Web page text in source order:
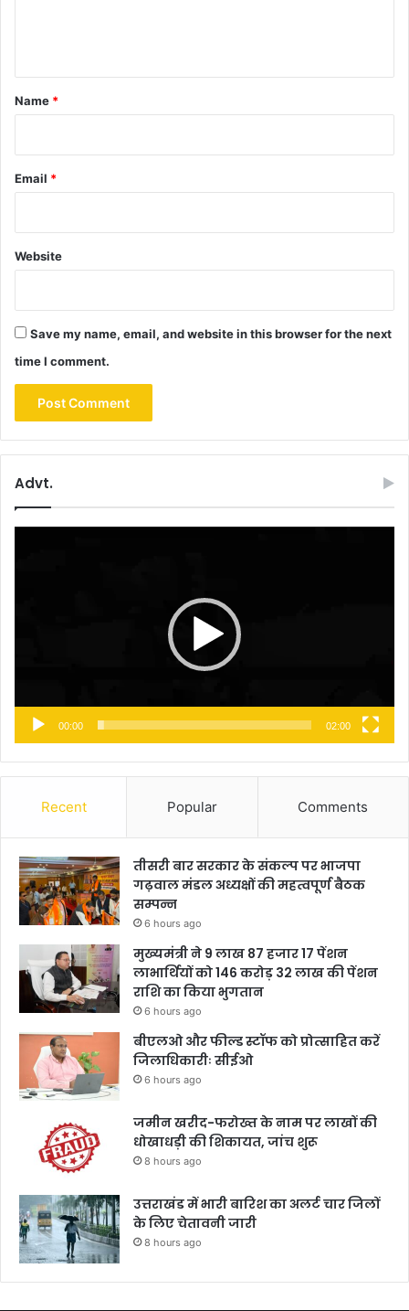
*
Name *
Email *
Website
Save my name, email, and website in this browser for the next
time I comment.
Advt.
00:00 02:00
Recent Popular Comments
तीसरी बार सरकार के संकल्प पर भाजपा
गढ़वाल मंडल अध्यक्षों की महत्वपूर्ण बैठक
सम्पन्न
6 hours ago
मुख्यमंत्री ने 9 लाख 87 हजार 17 पेंशन
लाभार्थियों को 146 करोड़ 32 लाख की पेंशन
राशि का किया भुगतान
6 hours ago
बीएलओ और फील्ड स्टॉफ को प्रोत्साहित करें
जिलाधिकारीः सीईओ
6 hours ago
जमीन खरीद-फरोख्त के नाम पर लाखों की
धोखाधड़ी की शिकायत, जांच शुरू
8 hours ago
उत्तराखंड में भारी बारिश का अलर्ट चार जिलों
के लिए चेतावनी जारी
8 hours ago